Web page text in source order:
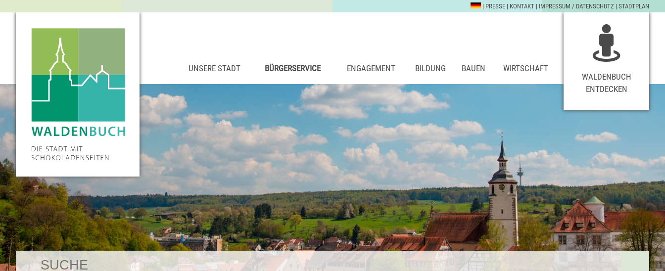
| PRESSE | KONTAKT | IMPRESSUM / DATENSCHUTZ | STADTPLAN
UNSERE STADT BÜRGERSERVICE ENGAGEMENT BILDUNG BAUEN
WIRTSCHAFT
WALDENBUCH
ENTDECKEN